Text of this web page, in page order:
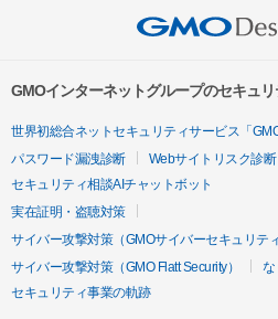
GMOインターネットグループのセキュ
世界初総合ネットセキュリティサービス「
パスワード漏洩診断
Webサイトリスク診断
セキュリティ相談AIチャットボット
実在証明・盗聴対策
サイバー攻撃対策（GMOサイバーセキュリテ
サイバー攻撃対策（GMO Flatt Security）
な
セキュリティ事業の軌跡